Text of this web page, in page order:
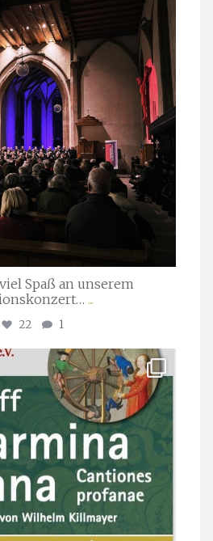
März 24
Spaß an unserem
...
22 1
Juli 22